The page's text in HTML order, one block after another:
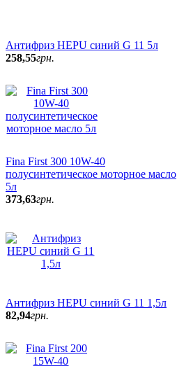
Антифриз HEPU синий G 11 5л
258,55грн.
Fina First 300 10W-40
полусинтетическое моторное масло
5л
373,63грн.
Антифриз HEPU синий G 11 1,5л
82,94грн.